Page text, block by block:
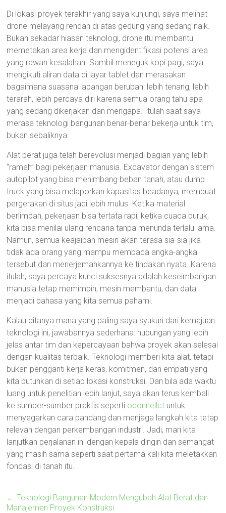
Di lokasi proyek terakhir yang saya kunjungi, saya melihat
drone melayang rendah di atas gedung yang sedang naik.
Bukan sekadar hiasan teknologi, drone itu membantu
memetakan area kerja dan mengidentifikasi potensi area
yang rawan kesalahan. Sambil meneguk kopi pagi, saya
mengikuti aliran data di layar tablet dan merasakan
bagaimana suasana lapangan berubah: lebih tenang, lebih
terarah, lebih percaya diri karena semua orang tahu apa
yang sedang dikerjakan dan mengapa. Itulah saat saya
merasa teknologi bangunan benar-benar bekerja untuk tim,
bukan sebaliknya.
Alat berat juga telah berevolusi menjadi bagian yang lebih
“ramah” bagi pekerjaan manusia. Excavator dengan sistem
autopilot yang bisa menimbang beban tanah, atau dump
truck yang bisa melaporkan kapasitas beadanya, membuat
pergerakan di situs jadi lebih mulus. Ketika material
berlimpah, pekerjaan bisa tertata rapi; ketika cuaca buruk,
kita bisa menilai ulang rencana tanpa menunda terlalu lama.
Namun, semua keajaiban mesin akan terasa sia-sia jika
tidak ada orang yang mampu membaca angka-angka
tersebut dan menerjemahkannya ke tindakan nyata. Karena
itulah, saya percaya kunci suksesnya adalah keseimbangan:
manusia tetap memimpin, mesin membantu, dan data
menjadi bahasa yang kita semua pahami.
Kalau ditanya mana yang paling saya syukuri dari kemajuan
teknologi ini, jawabannya sederhana: hubungan yang lebih
jelas antar tim dan kepercayaan bahwa proyek akan selesai
dengan kualitas terbaik. Teknologi memberi kita alat, tetapi
bukan pengganti kerja keras, komitmen, dan empati yang
kita butuhkan di setiap lokasi konstruksi. Dan bila ada waktu
luang untuk penelitian lebih lanjut, saya akan terus kembali
ke sumber-sumber praktis seperti oconnellct untuk
menyegarkan cara pandang dan menjaga langkah kita tetap
relevan dengan perkembangan industri. Jadi, mari kita
lanjutkan perjalanan ini dengan kepala dingin dan semangat
yang masih sama seperti saat pertama kali kita meletakkan
fondasi di tanah itu.
← Teknologi Bangunan Modern Mengubah Alat Berat dan
Manajemen Proyek Konstruksi